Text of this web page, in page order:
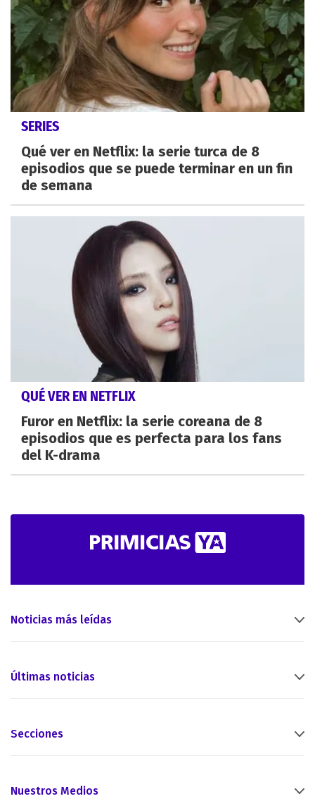
SERIES
Qué ver en Netflix: la serie turca de 8
episodios que se puede terminar en un fin
de semana
QUÉ VER EN NETFLIX
Furor en Netflix: la serie coreana de 8
episodios que es perfecta para los fans
del K-drama
Noticias más leídas
Últimas noticias
Secciones
Nuestros Medios